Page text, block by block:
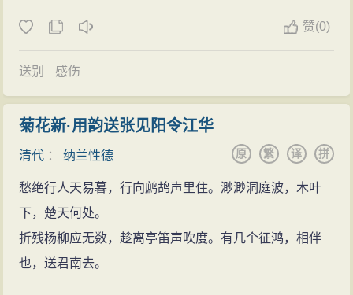
部为汉白玉，镌刻有图案，上部为三合土夯实的半圆
冬，被彻底拆毁。
赞(0)
送别 感伤
菊花新·用韵送张见阳令江华
清代 ：纳兰性德 拼
译
繁
原
愁绝行人天易暮，行向鹧鸪声里住。渺渺洞庭波，木叶
下，楚天何处。
折残杨柳应无数，趁离亭笛声吹度。有几个征鸿，相伴
也，送君南去。